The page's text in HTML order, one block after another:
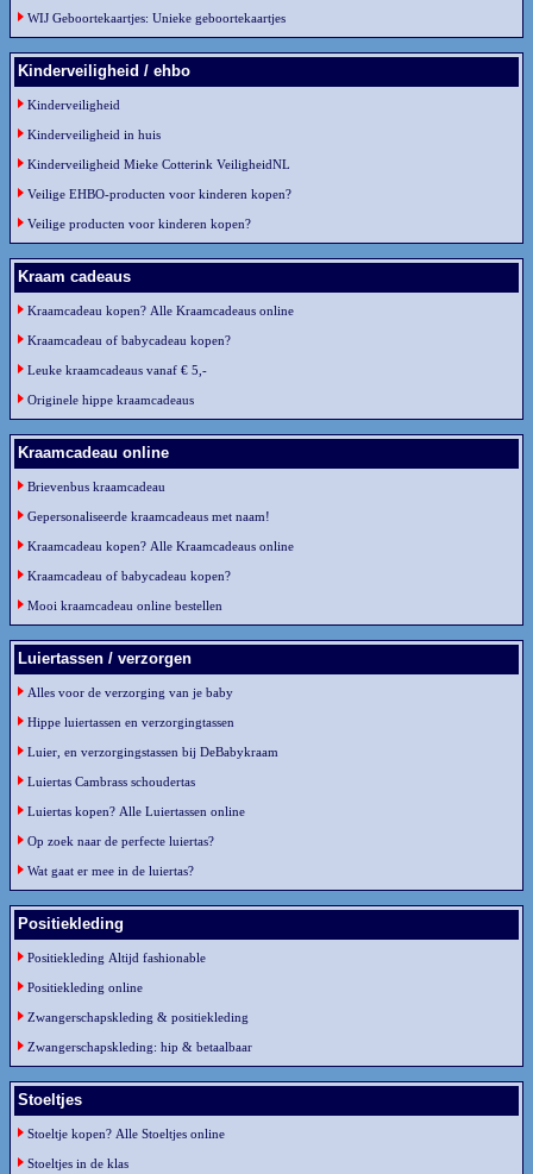
WIJ Geboortekaartjes: Unieke geboortekaartjes
Kinderveiligheid / ehbo
Kinderveiligheid
Kinderveiligheid in huis
Kinderveiligheid Mieke Cotterink VeiligheidNL
Veilige EHBO-producten voor kinderen kopen?
Veilige producten voor kinderen kopen?
Kraam cadeaus
Kraamcadeau kopen? Alle Kraamcadeaus online
Kraamcadeau of babycadeau kopen?
Leuke kraamcadeaus vanaf € 5,-
Originele hippe kraamcadeaus
Kraamcadeau online
Brievenbus kraamcadeau
Gepersonaliseerde kraamcadeaus met naam!
Kraamcadeau kopen? Alle Kraamcadeaus online
Kraamcadeau of babycadeau kopen?
Mooi kraamcadeau online bestellen
Luiertassen / verzorgen
Alles voor de verzorging van je baby
Hippe luiertassen en verzorgingtassen
Luier, en verzorgingstassen bij DeBabykraam
Luiertas Cambrass schoudertas
Luiertas kopen? Alle Luiertassen online
Op zoek naar de perfecte luiertas?
Wat gaat er mee in de luiertas?
Positiekleding
Positiekleding Altijd fashionable
Positiekleding online
Zwangerschapskleding & positiekleding
Zwangerschapskleding: hip & betaalbaar
Stoeltjes
Stoeltje kopen? Alle Stoeltjes online
Stoeltjes in de klas